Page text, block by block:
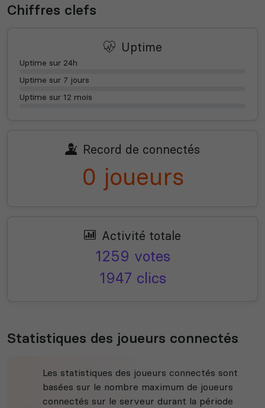
Chiffres clefs
Uptime
Uptime sur 24h
Uptime sur 7 jours
Uptime sur 12 mois
Record de connectés
0 joueurs
Activité totale
1259 votes
1947 clics
Statistiques des joueurs connectés
Les statistiques des joueurs connectés sont
basées sur le nombre maximum de joueurs
connectés sur le serveur durant la période